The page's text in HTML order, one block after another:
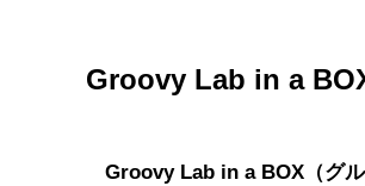
Groovy Lab in a
Groovy Lab in a BOX（グ